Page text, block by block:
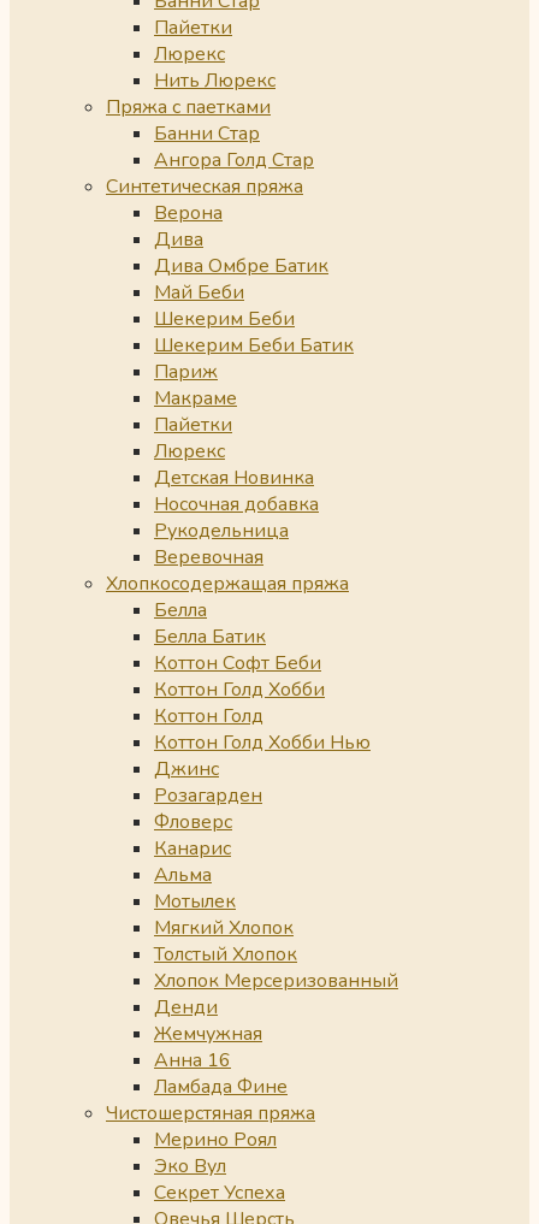
Пайетки
Люрекс
Нить Люрекс
Пряжа с паетками
Банни Стар
Ангора Голд Стар
Синтетическая пряжа
Верона
Дива
Дива Омбре Батик
Май Беби
Шекерим Беби
Шекерим Беби Батик
Париж
Макраме
Пайетки
Люрекс
Детская Новинка
Носочная добавка
Рукодельница
Веревочная
Хлопкосодержащая пряжа
Белла
Белла Батик
Коттон Софт Беби
Коттон Голд Хобби
Коттон Голд
Коттон Голд Хобби Нью
Джинс
Розагарден
Фловерс
Канарис
Альма
Мотылек
Мягкий Хлопок
Толстый Хлопок
Хлопок Мерсеризованный
Денди
Жемчужная
Анна 16
Ламбада Фине
Чистошерстяная пряжа
Мерино Роял
Эко Вул
Секрет Успеха